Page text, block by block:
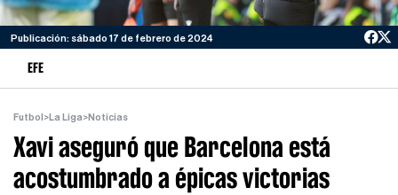
Publicación: sábado 17 de febrero de 2024
EFE
Futbol >La Liga>Noticias
Xavi aseguró que Barcelona está
acostumbrado a épicas victorias